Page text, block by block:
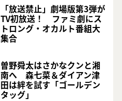
「放送禁止」劇場版第3弾が
TV初放送！ ファミ劇にス
トロング・オカルト番組大
集合
曽野舜太はさかなクンと湘
南へ 森七菜＆ダイアン津
田は絆を試す「ゴールデン
タッグ」